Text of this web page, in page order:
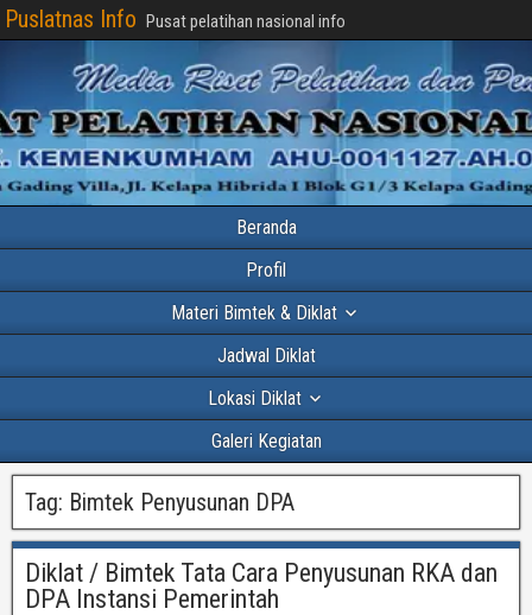
Puslatnas Info Pusat pelatihan nasional info
Beranda
Profil
Materi Bimtek & Diklat
Jadwal Diklat
Lokasi Diklat
Galeri Kegiatan
Tag: Bimtek Penyusunan DPA
Diklat / Bimtek Tata Cara Penyusunan RKA dan
DPA Instansi Pemerintah